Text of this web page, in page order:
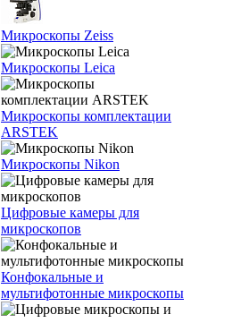
Микроскопы Zeiss
Микроскопы Leica
Микроскопы комплектации
ARSTEK
Микроскопы Nikon
Цифровые камеры для
микроскопов
Конфокальные и
мультифотонные микроскопы